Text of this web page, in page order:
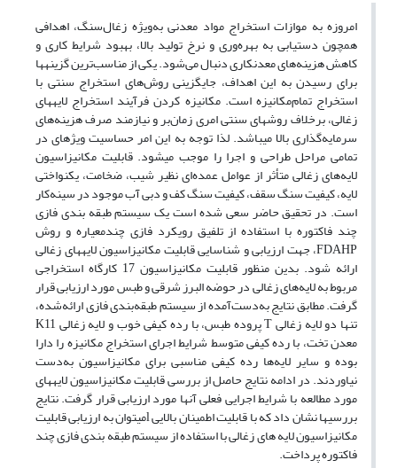
امروزه به‌ موازات استخراج مواد معدنی به‌ویژه زغال‌سنگ، اهدافی
همچون دستیابی به بهره‌وری و نرخ تولید بالا، بهبود شرایط کاری و
کاهش هزینه‌های معدنکاری دنبال می‌شود. یکی از مناسب‌ترین گزینه‏ها
برای رسیدن به این اهداف، جایگزینی روش‌های استخراج سنتی با
استخراج تمام‌مکانیزه‌ است. مکانیزه کردن فرآیند استخراج لایه‏های
زغالی، برخلاف روش‏های سنتی امری زمان‌بر و نیازمند صرف هزینه‌های
سرمایه‌گذاری بالا می‏باشد. لذا توجه به این امر حساسیت ویژه‏ای در
تمامی مراحل طراحی و اجرا را موجب می‏شود. قابلیت مکانیزاسیون
لایه‌های زغالی متأثر از عوامل عمده‌ای نظیر شیب، ضخامت، یکنواختی
لایه، کیفیت سنگ سقف، کیفیت سنگ کف و دبی آب موجود در سینه‌کار
است. در تحقیق حاضر سعی شده است یک سیستم طبقه بندی فازی
چند فاکتوره با استفاده از تلفیق رویکرد فازی چند‌معیاره و روش
FDAHP، جهت ارزیابی و شناسایی قابلیت مکانیزاسیون لایه‏های زغالی
ارائه شود. بدین منظور قابلیت مکانیزاسیون 17 کارگاه استخراجی
مربوط به لایه‌های زغالی در حوضه البرز شرقی و طبس مورد ارزیابی قرار
گرفت. مطابق نتایج به‌دست‌آمده از سیستم طبقه‌بندی فازی ارائه‌شده،
تنها دو لایه زغالی T پروده طبس، با رده کیفی خوب و لایه زغالی K11
معدن تخت، با رده کیفی متوسط شرایط اجرای استخراج مکانیزه را دارا
بوده و سایر لایه‌ها رده کیفی مناسبی برای مکانیزاسیون به‌دست
نیاوردند. در ادامه نتایج حاصل از بررسی‏ قابلیت مکانیزاسیون لایه‏های
مورد مطالعه با شرایط اجرایی فعلی آن‏ها مورد ارزیابی قرار گرفت. نتایج
بررسی‏ها نشان داد که با قابلیت اطمینان بالایی lمیتوان به ارزیابی قابلیت
مکانیزاسیون لایه های زغالی با استفاده از سیستم طبقه بندی فازی چند
فاکتوره پرداخت.